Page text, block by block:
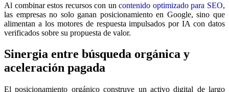
Al combinar estos recursos con un contenido optimizado para SEO,
las empresas no solo ganan posicionamiento en Google, sino que
alimentan a los motores de respuesta impulsados por IA con datos
verificados sobre su propuesta de valor.
Sinergia entre búsqueda orgánica y
aceleración pagada
El posicionamiento orgánico construye un activo digital de largo